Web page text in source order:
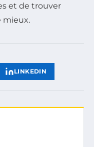
et de trouver
mieux.
LINKEDIN